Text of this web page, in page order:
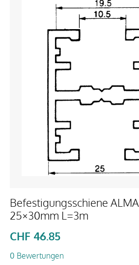
Befestigungsschiene ALMA
25×30mm L=3m
CHF 46.85
0 Bewertungen